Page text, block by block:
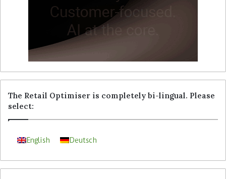
The Retail Optimiser is completely bi-lingual. Please
select:
English Deutsch